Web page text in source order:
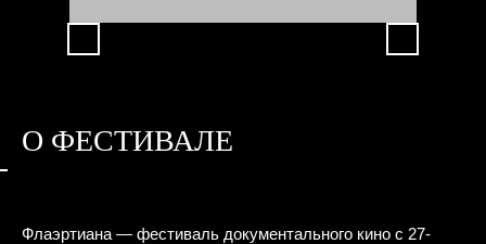
О ФЕСТИВАЛЕ
Флаэртиана — фестиваль документального кино с 27-